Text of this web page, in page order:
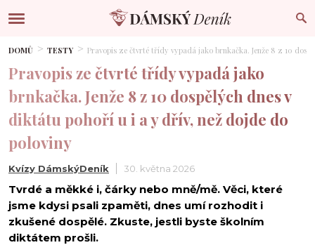
DOMŮ TESTY Pravopis ze čtvrté třídy vypadá jako brnkačka. Jenže 8 z 10
Pravopis ze čtvrté třídy vypadá jako
brnkačka. Jenže 8 z 10 dospělých dnes v
diktátu pohoří u i a y dřív, než dojde do
poloviny
Kvízy DámskýDeník 30. května 2026
Tvrdé a měkké i, čárky nebo mně/mě. Věci, které
jsme kdysi psali zpaměti, dnes umí rozhodit i
zkušené dospělé. Zkuste, jestli byste školním
diktátem prošli.